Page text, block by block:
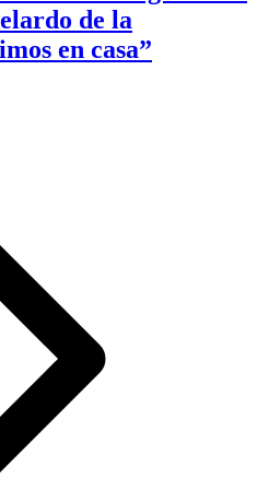
de la
en casa”